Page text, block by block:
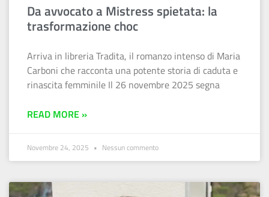
Da avvocato a Mistress spietata: la
trasformazione choc
Arriva in libreria Tradita, il romanzo intenso di Maria
Carboni che racconta una potente storia di caduta e
rinascita femminile Il 26 novembre 2025 segna
READ MORE »
Novembre 24, 2025 Nessun commento